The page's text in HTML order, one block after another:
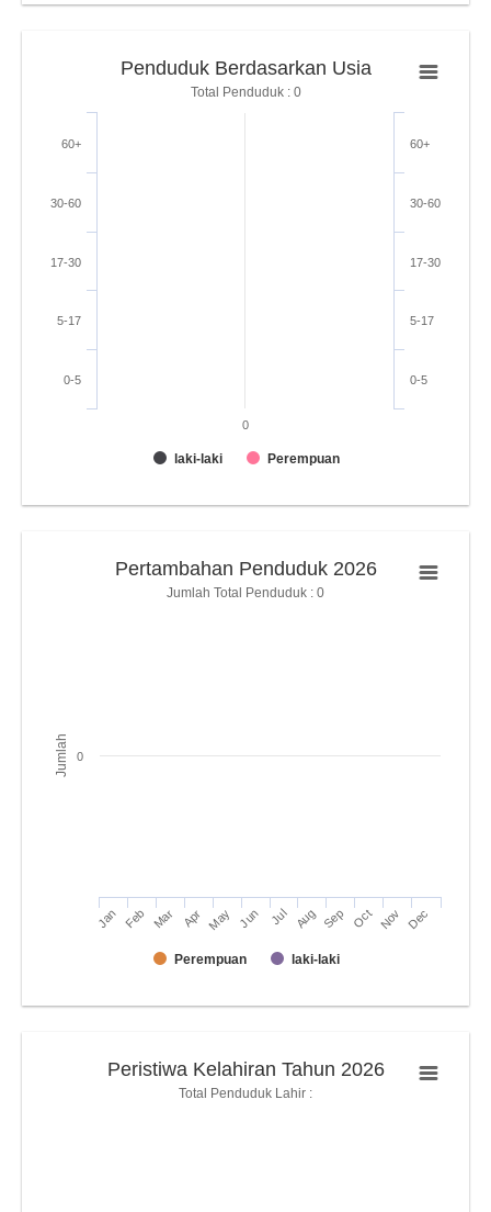
Penduduk Berdasarkan Usia
Total Penduduk : 0
laki-laki Perempuan
0-5
5-17
17-30
30-60
60+
0-5
5-17
17-30
30-60
60+
0
Jumlah
Pertambahan Penduduk 2026
Jumlah Total Penduduk : 0
Perempuan laki-laki
Jan Feb Mar Apr May Jun Jul Aug Sep Oct Nov Dec
0
Peristiwa Kelahiran Tahun 2026
Total Penduduk Lahir :